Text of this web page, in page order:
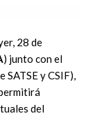
28 de
) junto con el
SATSE y CSIF),
del